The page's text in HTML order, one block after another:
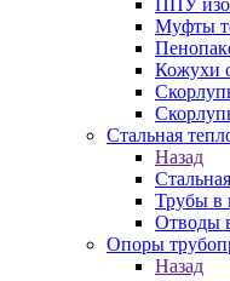
ППУ
Муфты
Кожухи
Стальная
Назад
Трубы в
Отводы
Опоры
Назад